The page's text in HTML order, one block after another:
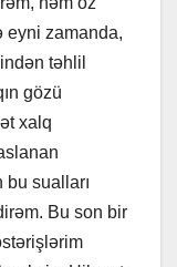
eyni zamanda,
təhlil
gözü
xalq
sualları
Bu son bir